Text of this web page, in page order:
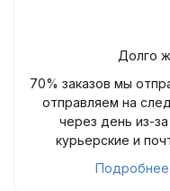
Долго
70% заказов мы
отправляем на
через день из-
курьерские и
Подробнее